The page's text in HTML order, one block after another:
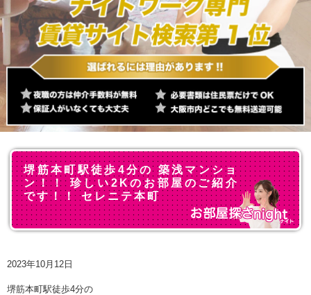
堺筋本町駅徒歩4分の 築浅マンショ
ン！！ 珍しい2Kのお部屋のご紹介
です！！ セレニテ本町
2023年10月12日
堺筋本町駅徒歩4分の